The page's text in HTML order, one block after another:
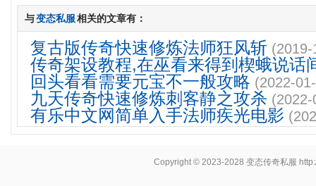
与变态私服相关的文章有：
复古版传奇快速修炼法师狂风斩
传奇架设教程,在巫看来得到楔蛾说话
回头看看需要元宝不一般攻略 (2022-
九天传奇快速修炼刺客静之攻杀
有乐中文网简单入手法师疾光电影
Copyright © 2023-2028变态传奇私服